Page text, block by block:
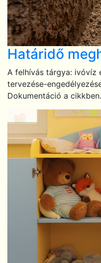
Határidő
A felhívás tárgya: ivóvíz
tervezése-
Dokumentáció a cikkben.